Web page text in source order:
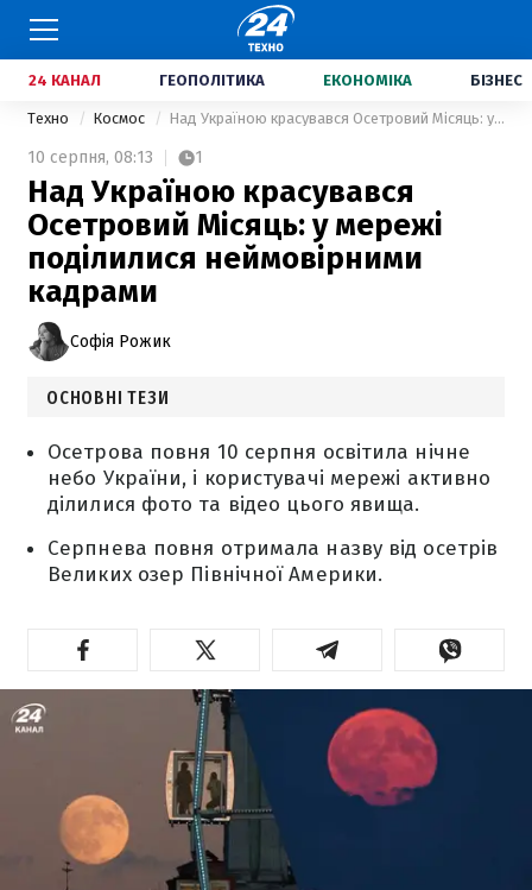
24 КАНАЛ ГЕОПОЛІТИКА ЕКОНОМІКА БІЗНЕС
Техно Космос Над Україною красувався Осетровий Місяць: у мережі поділилися неймовірними кадрами
10 серпня, 08:13 1
Над Україною красувався
Осетровий Місяць: у мережі
поділилися неймовірними
кадрами
Софія Рожик
ОСНОВНІ ТЕЗИ
Осетрова повня 10 серпня освітила нічне
небо України, і користувачі мережі активно
ділилися фото та відео цього явища.
Серпнева повня отримала назву від осетрів
Великих озер Північної Америки.